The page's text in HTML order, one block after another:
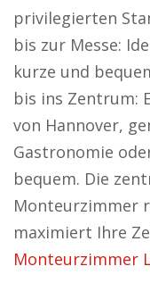
privilegierten
bis zur Messe:
kurze und
bis ins Zentrum:
von Hannover,
Gastronomie
bequem. Die
Monteurzimmer
maximiert Ihre
Monteurzimmer